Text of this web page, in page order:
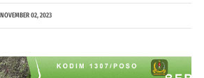
NOVEMBER 02, 2023